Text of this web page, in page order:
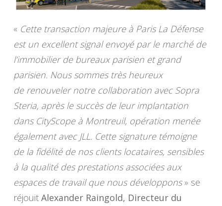
« Cette transaction majeure à Paris La Défense
est un excellent signal envoyé par le marché de
l’immobilier de bureaux parisien et grand
parisien. Nous sommes très heureux
de renouveler notre collaboration avec Sopra
Steria, après le succès de leur implantation
dans CityScope à Montreuil, opération menée
également avec JLL. Cette signature témoigne
de la fidélité de nos clients locataires, sensibles
à la qualité des prestations associées aux
espaces de travail que nous développons» se
réjouit Alexander Raingold, Directeur du